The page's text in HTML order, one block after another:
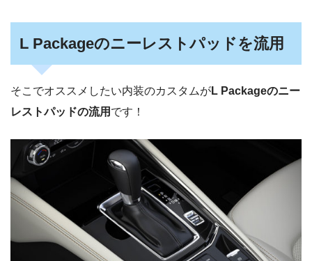
L Packageのニーレストパッドを流用
そこでオススメしたい内装のカスタムがL Packageのニー
レストパッドの流用 です！